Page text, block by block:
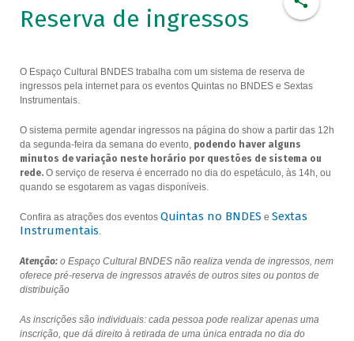
Reserva de ingressos
O Espaço Cultural BNDES trabalha com um sistema de reserva de
ingressos pela internet para os eventos Quintas no BNDES e Sextas
Instrumentais.
O sistema permite agendar ingressos na página do show a partir das 12h
da segunda-feira da semana do evento, podendo haver alguns
minutos de variação neste horário por questões de sistema ou
rede.O serviço de reserva é encerrado no dia do espetáculo, às 14h, ou
quando se esgotarem as vagas disponíveis.
Confira as atrações dos eventos Quintas no BNDES e Sextas
Instrumentais.
Atenção:o Espaço Cultural BNDES não realiza venda de ingressos, nem
oferece pré-reserva de ingressos através de outros sites ou pontos de
distribuição
As inscrições são individuais: cada pessoa pode realizar apenas uma
inscrição, que dá direito à retirada de uma única entrada no dia do